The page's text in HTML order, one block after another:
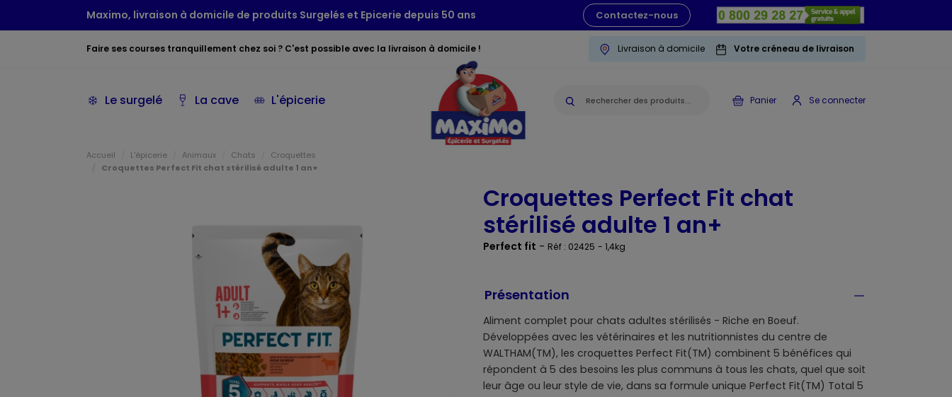
Maximo, livraison à domicile de produits Surgelés et Epicerie depuis 50 ans Contactez-nous
Faire ses courses tranquillement chez soi ? C'est possible avec la livraison à domicile ! Livraison à domicile Votre créneau de livraison
Le surgelé La cave L'épicerie Panier Se connecter
Accueil L'épicerie Animaux Chats
Croquettes
Croquettes Perfect Fit chat stérilisé adulte 1 an+
Croquettes Perfect Fit chat
stérilisé adulte 1 an+
Perfect fit - Réf : 02425 - 1,4kg
Présentation
Aliment complet pour chats adultes stérilisés - Riche en Boeuf.
Développées avec les vétérinaires et les nutritionnistes du centre de
WALTHAM(TM), les croquettes Perfect Fit(TM) combinent 5 bénéfices qui
répondent à 5 des besoins les plus communs à tous les chats, quel que soit
leur âge ou leur style de vie, dans sa formule unique Perfect Fit(TM) Total 5